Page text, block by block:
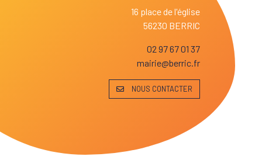
16 place de l'église
56230 BERRIC
02 97 67 01 37
mairie@berric.fr
NOUS CONTACTER